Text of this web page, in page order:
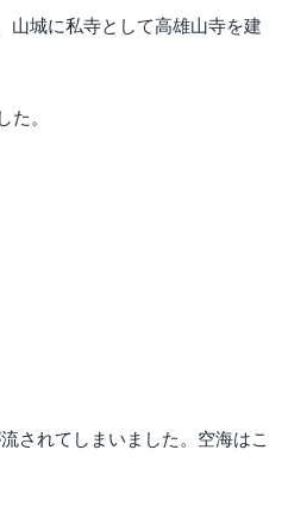
山城に私寺として高雄山寺を建
た。
されてしまいました。空海はこ